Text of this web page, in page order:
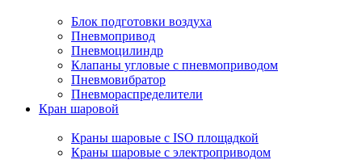
Блок подготовки воздуха
Пневмопривод
Пневмоцилиндр
Клапаны угловые с пневмоприводом
Пневмовибратор
Пневмораспределители
Кран шаровой
Краны шаровые с ISO площадкой
Краны шаровые с электроприводом